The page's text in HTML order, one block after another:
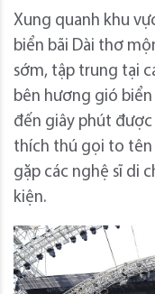
Xung quanh khu
biển bãi Dài thơ
sớm, tập trung tại
bên hương gió
đến giây phút
thích thú gọi to tên
gặp các nghệ sĩ di
kiện.